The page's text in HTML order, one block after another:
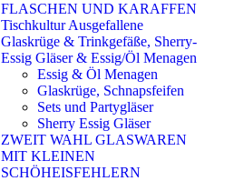
FLASCHEN UND KARAFFEN
Tischkultur Ausgefallene
Glaskrüge & Trinkgefäße, Sherry-
Essig Gläser & Essig/Öl Menagen
Essig & Öl Menagen
Glaskrüge, Schnapsfeifen
Sets und Partygläser
Sherry Essig Gläser
ZWEIT WAHL GLASWAREN
MIT KLEINEN
SCHÖHEISFEHLERN